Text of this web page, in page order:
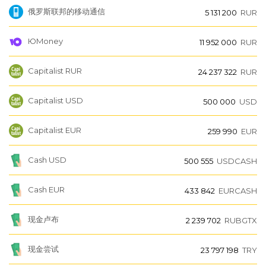
俄罗斯联邦的移动通信 5 131 200 RUR
ЮMoney 11 952 000 RUR
Capitalist RUR 24 237 322 RUR
Capitalist USD 500 000 USD
Capitalist EUR 259 990 EUR
Cash USD 500 555 USDCASH
Cash EUR 433 842 EURCASH
现金卢布 2 239 702 RUBGTX
现金尝试 23 797 198 TRY